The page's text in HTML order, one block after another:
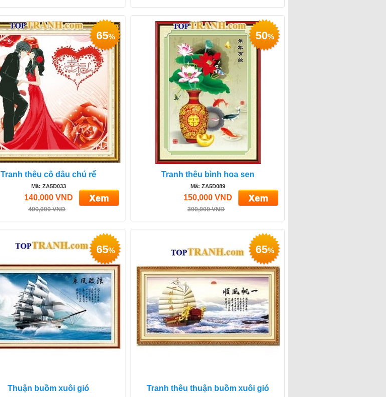
Tranh thêu cô dâu chú rể
Mã: ZA5D033
140,000 VND
400,000 VND
65%
Tranh thêu bình hoa sen
Mã: ZA5D089
150,000 VND
300,000 VND
50%
Thuận buồm xuôi gió
65%
Tranh thêu thuận buồm xuôi gió
65%